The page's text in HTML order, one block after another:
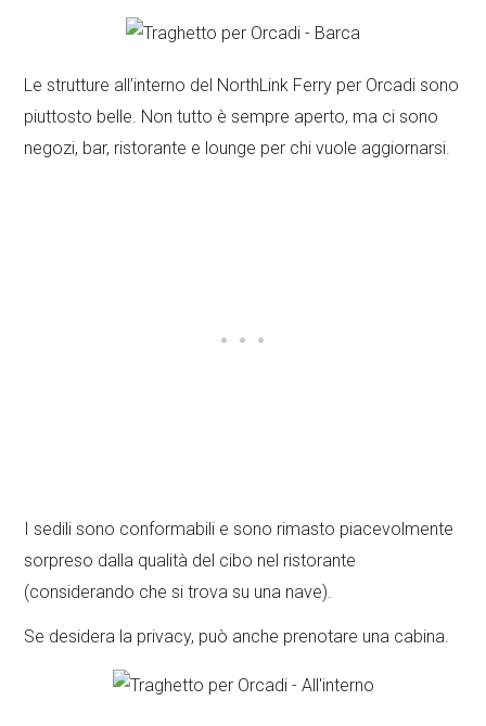
Le strutture all’interno del NorthLink Ferry per Orcadi sono
piuttosto belle. Non tutto è sempre aperto, ma ci sono
negozi, bar, ristorante e lounge per chi vuole aggiornarsi.
I sedili sono conformabili e sono rimasto piacevolmente
sorpreso dalla qualità del cibo nel ristorante
(considerando che si trova su una nave).
Se desidera la privacy, può anche prenotare una cabina.